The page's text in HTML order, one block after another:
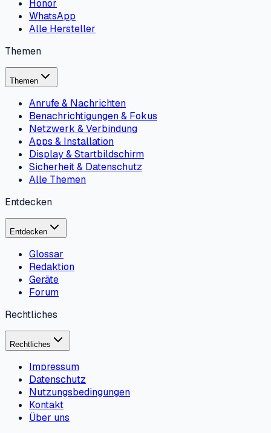
Honor
WhatsApp
Alle Hersteller
Themen
Themen
Anrufe & Nachrichten
Benachrichtigungen & Fokus
Netzwerk & Verbindung
Apps & Installation
Display & Startbildschirm
Sicherheit & Datenschutz
Alle Themen
Entdecken
Entdecken
Glossar
Redaktion
Geräte
Forum
Rechtliches
Rechtliches
Impressum
Datenschutz
Nutzungsbedingungen
Kontakt
Über uns